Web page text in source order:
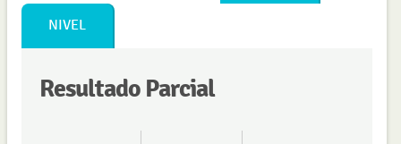
NIVEL
Resultado Parcial